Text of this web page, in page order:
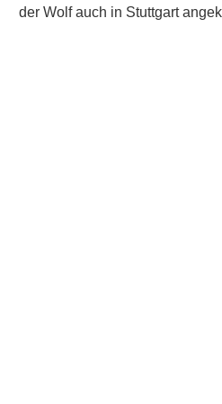
der Wolf auch in Stuttgart